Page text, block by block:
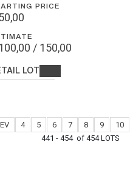
PRICE
/ 150,00
LOT
441 - 454 of 454 LOTS
4 5 6 7 8 9 10